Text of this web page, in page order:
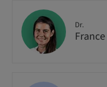
Dr.